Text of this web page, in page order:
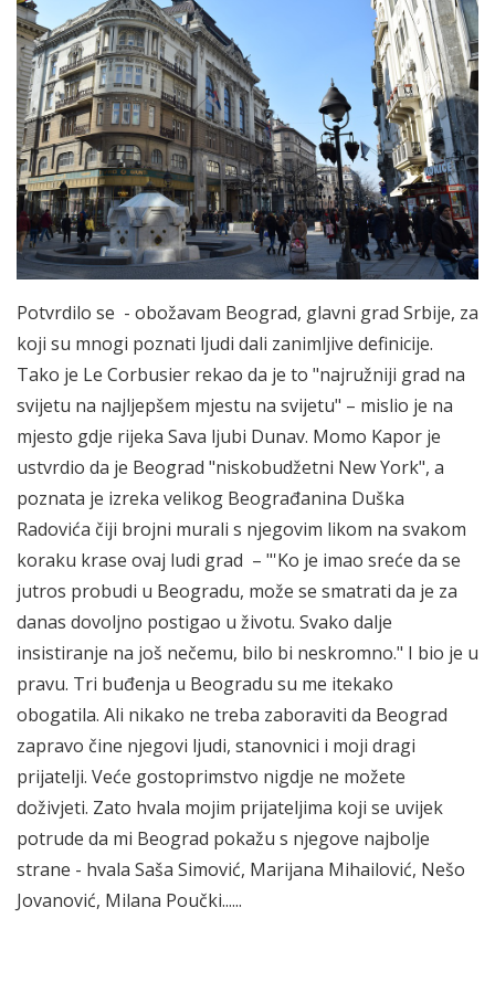
Potvrdilo se - obožavam Beograd, glavni grad Srbije, za
koji su mnogi poznati ljudi dali zanimljive definicije.
Tako je Le Corbusier rekao da je to "najružniji grad na
svijetu na najljepšem mjestu na svijetu" – mislio je na
mjesto gdje rijeka Sava ljubi Dunav. Momo Kapor je
ustvrdio da je Beograd "niskobudžetni New York", a
poznata je izreka velikog Beograđanina Duška
Radovića čiji brojni murali s njegovim likom na svakom
koraku krase ovaj ludi grad – "'Ko je imao sreće da se
jutros probudi u Beogradu, može se smatrati da je za
danas dovoljno postigao u životu. Svako dalje
insistiranje na još nečemu, bilo bi neskromno." I bio je u
pravu. Tri buđenja u Beogradu su me itekako
obogatila. Ali nikako ne treba zaboraviti da Beograd
zapravo čine njegovi ljudi, stanovnici i moji dragi
prijatelji. Veće gostoprimstvo nigdje ne možete
doživjeti. Zato hvala mojim prijateljima koji se uvijek
potrude da mi Beograd pokažu s njegove najbolje
strane - hvala Saša Simović, Marijana Mihailović, Nešo
Jovanović, Milana Poučki......